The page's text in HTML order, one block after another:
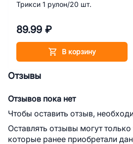
Трикси 1 рулон/20 шт.
89.99 ₽
В корзину
Отзывы
Отзывов пока нет
Чтобы оставить отзыв,
Оставлять отзывы могут только
которые ранее приобретали